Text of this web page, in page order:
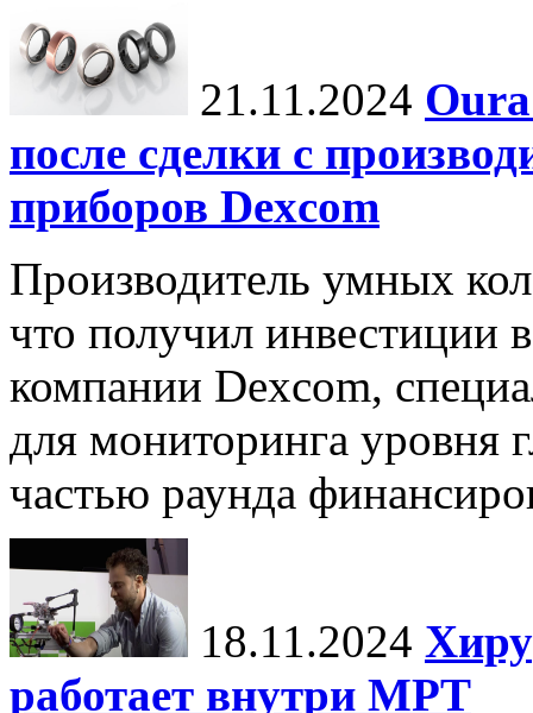
21.11.2024
после сделки с
приборов Dexcom
Производитель умных
что получил инвестиции
компании Dexcom,
для мониторинга уровня
частью раунда
18.11.2024
работает внутри МРТ